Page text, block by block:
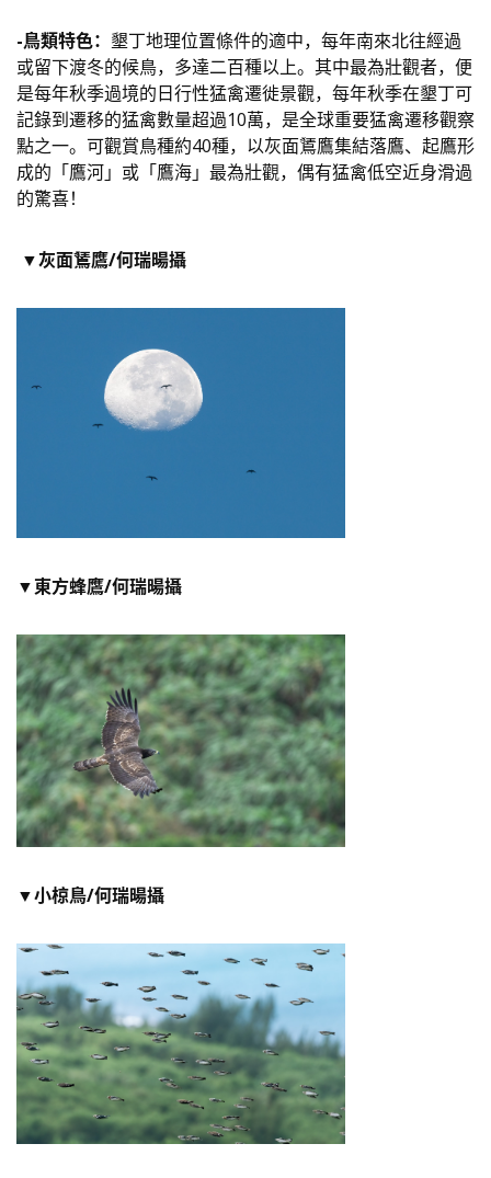
-鳥類特色： 墾丁地理位置條件的適中，每年南來北往經過
或留下渡冬的候鳥，多達二百種以上。其中最為壯觀者，便
是每年秋季過境的日行性猛禽遷徙景觀，每年秋季在墾丁可
記錄到遷移的猛禽數量超過10萬，是全球重要猛禽遷移觀察
點之一。可觀賞鳥種約40種，以灰面鵟鷹集結落鷹、起鷹形
成的「鷹河」或「鷹海」最為壯觀，偶有猛禽低空近身滑過
的驚喜！
▼灰面鵟鷹/何瑞暘攝
▼東方蜂鷹/何瑞暘攝
▼小椋鳥/何瑞暘攝